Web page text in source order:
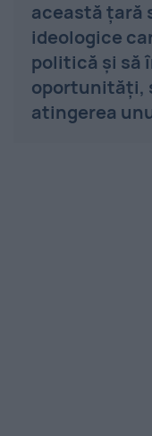
această țară
ideologice
politică și să
oportunități,
atingerea